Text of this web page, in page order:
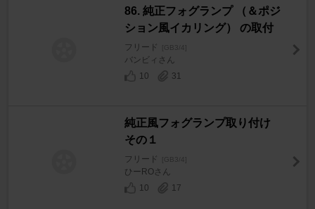
86. 純正フォグランプ （＆ポジ
ション風イカリング） の取付
フリード [GB3/4]
バンビィさん
10
31
純正風フォグランプ取り付け
その１
フリード [GB3/4]
ひーROさん
10
17